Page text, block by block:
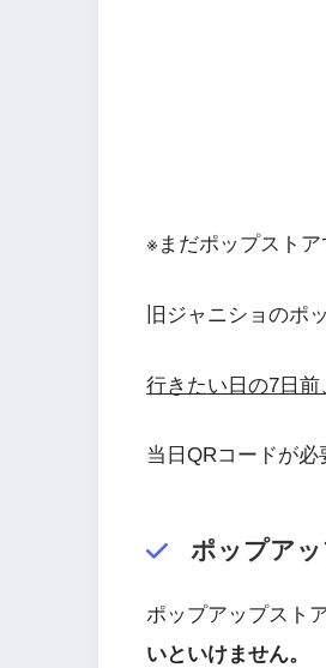
※まだポップストア
旧ジャニショのポ
行きたい日の7日前
当日QRコードが必
ポップア
ポップアップスト
いといけません。